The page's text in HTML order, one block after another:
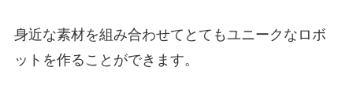
身近な素材を組み合わせてとてもユニークなロボ
ットを作ることができます。